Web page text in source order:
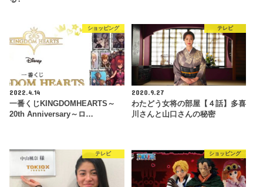
ショッピング
2022.4.14
一番くじKINGDOMHEARTS～
20th Anniversary～ロ…
テレビ
2020.9.27
わたどう女将の部屋【４話】多喜
川さんと山口さんの秘密
テレビ ショッピング